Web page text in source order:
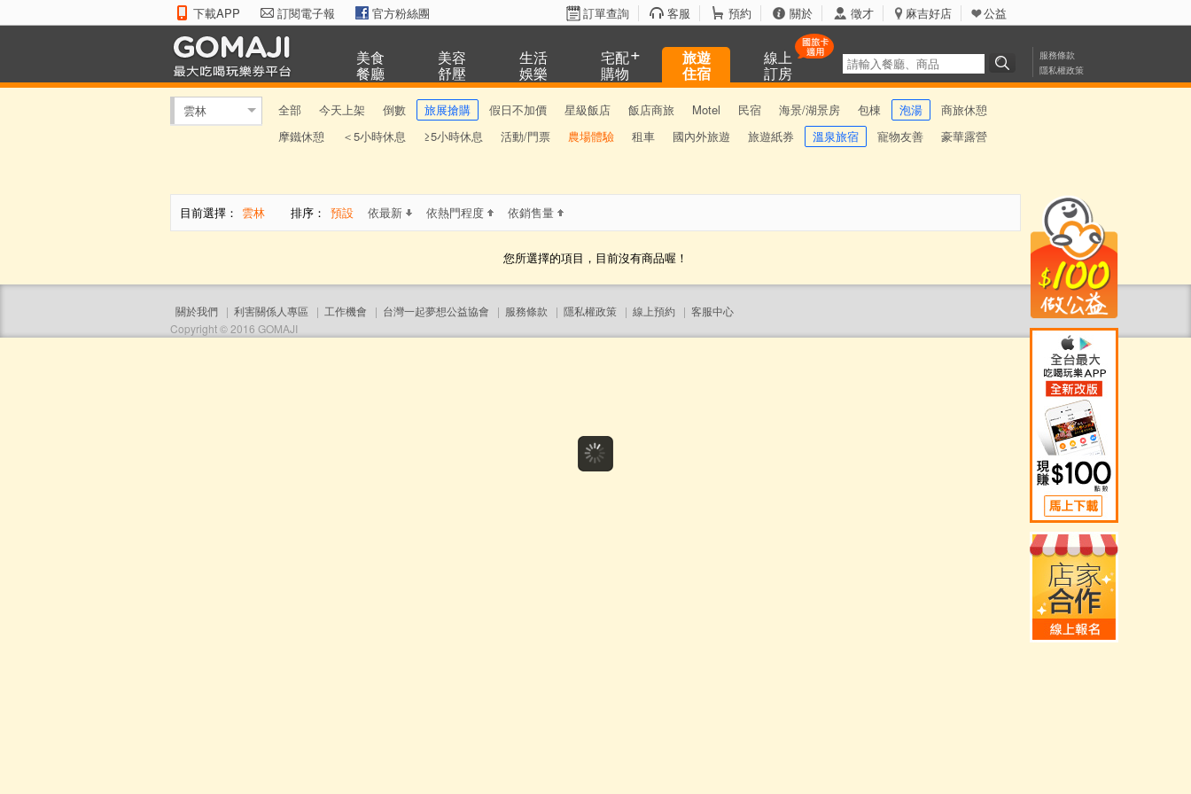
下載APP 訂閱電子報 官方粉絲團 訂單查詢 客服 預約 關於 徵才 麻吉好店 公益
美食
餐廳
美容
舒壓
生活
娛樂
宅配
購物
旅遊
住宿
線上
訂房
服務條款
隱私權政策
雲林 全部 今天上架 倒數 旅展搶購 假日不加價 星級飯店 飯店商旅 Motel 民宿 海景/湖景房 包棟 泡湯
商旅休憩
摩鐵休憩
＜5小時休息 ≥5小時休息 活動/門票 農場體驗 租車 國內外旅遊 旅遊紙券 溫泉旅宿 寵物友善 豪華露營
目前選擇： 雲林 排序： 預設 依最新 依熱門程度 依銷售量
您所選擇的項目，目前沒有商品喔！
關於我們 | 利害關係人專區 | 工作機會 | 台灣一起夢想公益協會 | 服務條款 | 隱私權政策 | 線上預約 | 客服中心
Copyright © 2016 GOMAJI